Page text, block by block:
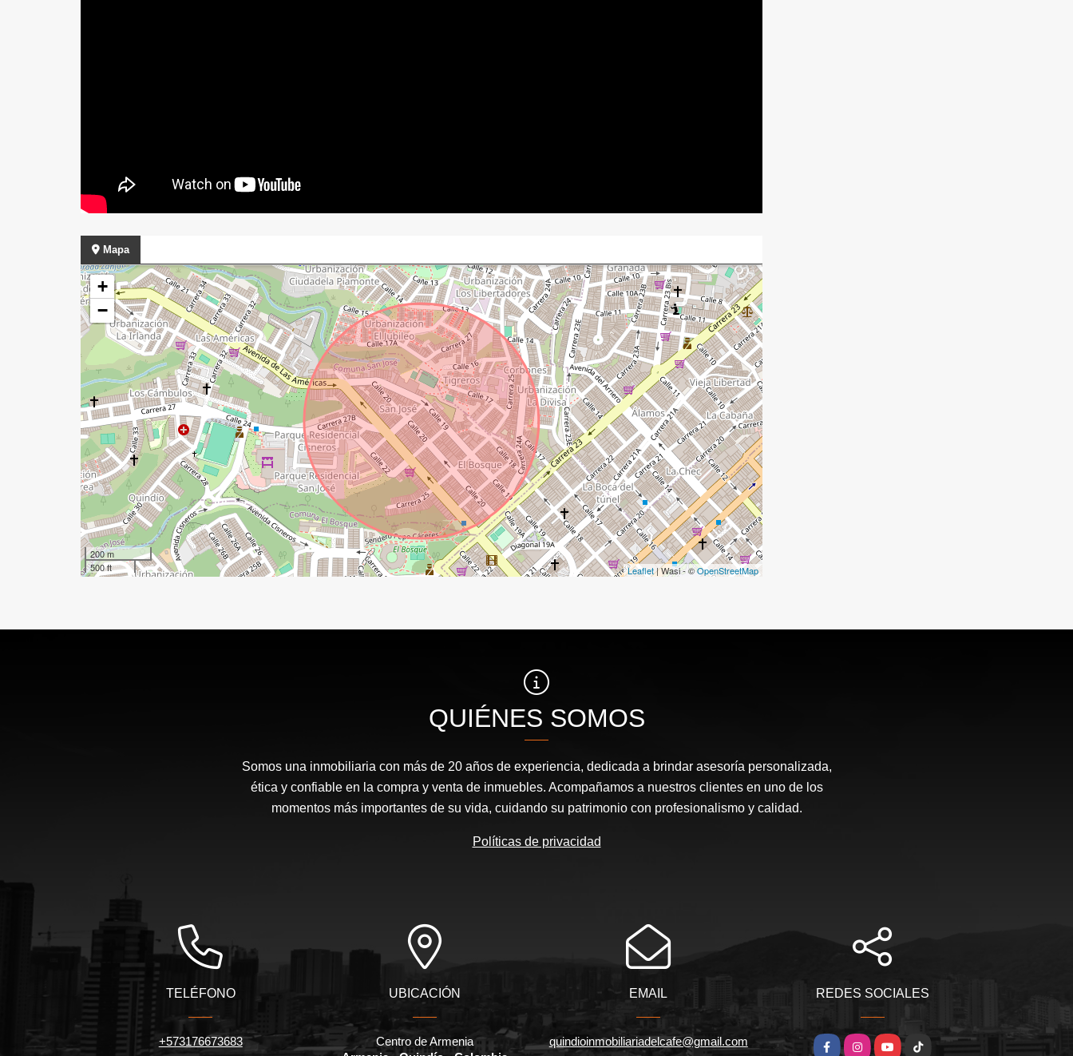
Mapa
+
−
200 m
500 ft
Leaflet| Wasi - ©OpenStreetMap
QUIÉNES SOMOS
Somos una inmobiliaria con más de 20 años de experiencia, dedicada a brindar asesoría personalizada,
ética y confiable en la compra y venta de inmuebles. Acompañamos a nuestros clientes en uno de los
momentos más importantes de su vida, cuidando su patrimonio con profesionalismo y calidad.
Políticas de privacidad
TELÉFONO
+573176673683
UBICACIÓN
Centro de Armenia
EMAIL
quindioinmobiliariadelcafe@gmail.com
REDES SOCIALES
FacebookInstagramYouTubeTikTok